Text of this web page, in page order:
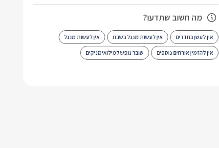
מה חשוב שתדעו?
אין לעשן בחדרים אין לעשות מנגל בשבת אין לעשות מנגל
אין להזמין אורחים נוספים שובר נופש למילואימניקים